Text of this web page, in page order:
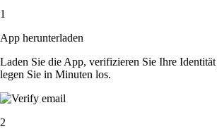
1
App herunterladen
Laden Sie die App, verifizieren Sie Ihre
legen Sie in Minuten los.
2